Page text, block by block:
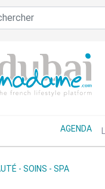
AGENDA
- SOINS - SPA